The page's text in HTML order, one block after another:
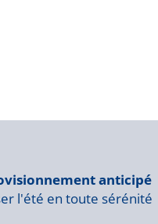
anticipé
l'été en toute sérénité